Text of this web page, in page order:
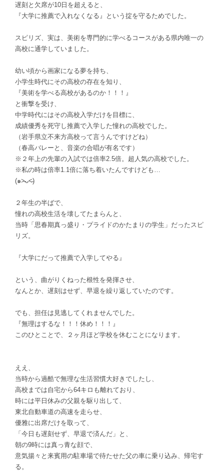
遅刻と欠席が10日を超えると、
『大学に推薦で入れなくなる』という掟を守るためでした。
スピリズ、実は、 美術を専門的に学べるコースがある県内唯一の
高校に通学していました。
幼い頃から画家になる夢を持ち、
小学生時代にその高校の存在を知り、
『美術を学べる高校があるのか！！！』
と衝撃を受け、
中学時代にはその高校入学だけを目標に、
成績優秀を死守し推薦で入学した憧れの高校でした。
（岩手県立不来方高校って言うんですけどね）
（春高バレーと、音楽の合唱が有名です）
※２年上の先輩の入試では倍率2.5倍。超人気の高校でした。
※私の時は倍率1.1倍に落ち着いたんですけども…
(๑˃̵ᴗ˂̵)
２年生の半ばで、
憧れの高校生活を壊してたまらんと、
当時「思春期真っ盛り・プライドのかたまりの学生」だったスピ
リズ。
『大学にだって推薦で入学してやる』
という、曲がりくねった根性を発揮させ、
なんとか、遅刻はせず、早退を繰り返していたのです。
でも、担任は見逃してくれませんでした。
『無理はするな！！！休め！！！』
このひとことで、２ヶ月ほど学校を休むことになります。
ええ、
当時から過酷で無理な生活習慣大好きでしたし、
高校までは自宅から64キロも離れており、
時には平日休みの父親を駆り出して、
東北自動車道の高速を走らせ、
優雅に出席だけを取って、
「今日も遅刻せず、早退で済んだ」と、
朝の9時には真っ青な顔で、
意気揚々と来賓用の駐車場で待たせた父の車に乗り込み、 帰宅す
る。